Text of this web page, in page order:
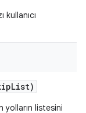
List)
yolların listesini